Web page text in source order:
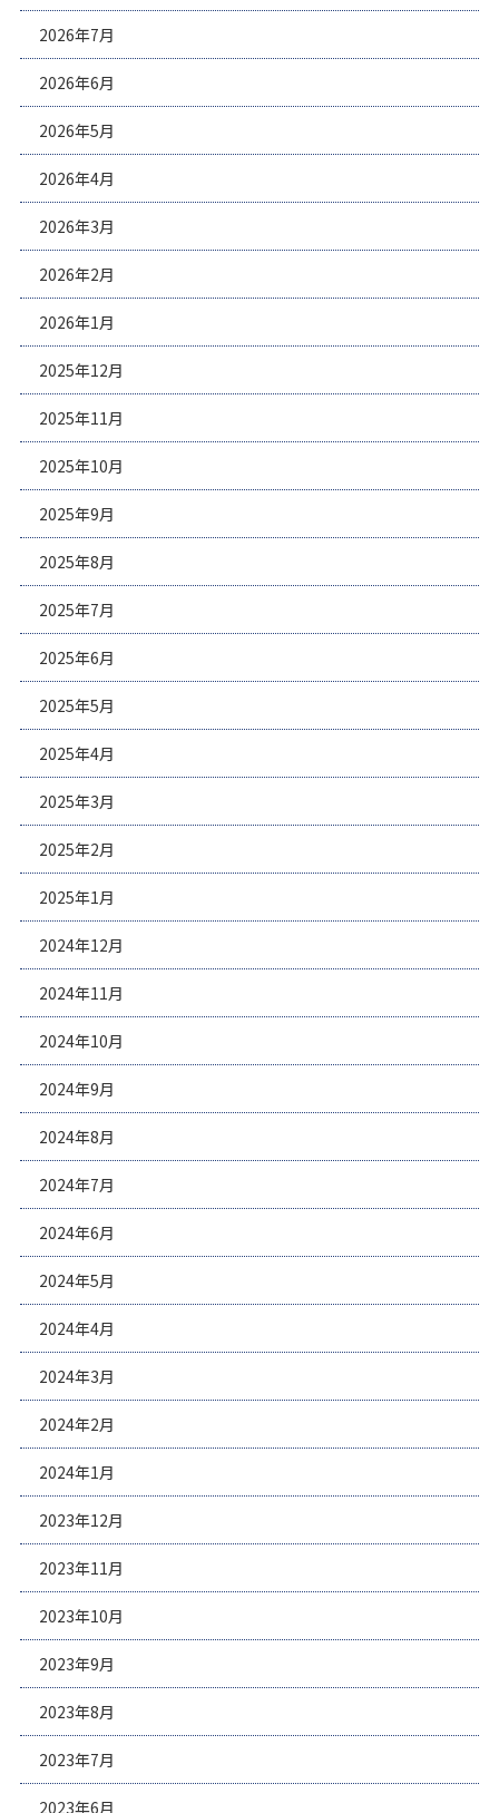
2026年7月
2026年6月
2026年5月
2026年4月
2026年3月
2026年2月
2026年1月
2025年12月
2025年11月
2025年10月
2025年9月
2025年8月
2025年7月
2025年6月
2025年5月
2025年4月
2025年3月
2025年2月
2025年1月
2024年12月
2024年11月
2024年10月
2024年9月
2024年8月
2024年7月
2024年6月
2024年5月
2024年4月
2024年3月
2024年2月
2024年1月
2023年12月
2023年11月
2023年10月
2023年9月
2023年8月
2023年7月
2023年6月